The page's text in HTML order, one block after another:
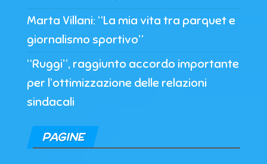
Marta Villani: “La mia vita tra parquet e
giornalismo sportivo”
“Ruggi”, raggiunto accordo importante
per l’ottimizzazione delle relazioni
sindacali
PAGINE